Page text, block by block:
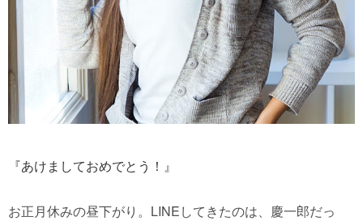
『あけましておめでとう！』
お正月休みの昼下がり。LINEしてきたのは、慶一郎だっ